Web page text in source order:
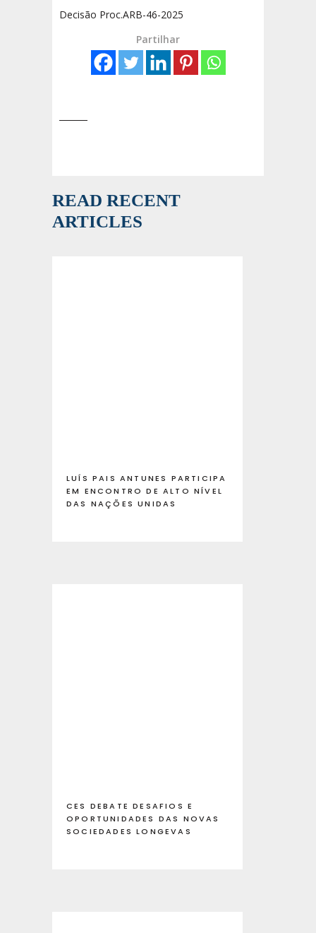
Decisão Proc.ARB-46-2025
Partilhar
READ RECENT
ARTICLES
LUÍS PAIS ANTUNES PARTICIPA
EM ENCONTRO DE ALTO NÍVEL
DAS NAÇÕES UNIDAS
CES DEBATE DESAFIOS E
OPORTUNIDADES DAS NOVAS
SOCIEDADES LONGEVAS